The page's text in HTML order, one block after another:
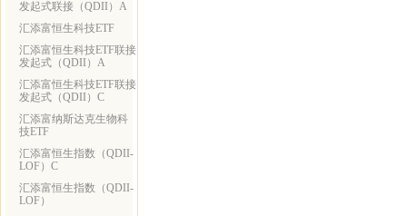
发起式联接（QDII）A
汇添富恒生科技ETF
汇添富恒生科技ETF联接
发起式（QDII）A
汇添富恒生科技ETF联接
发起式（QDII）C
汇添富纳斯达克生物科
技ETF
汇添富恒生指数（QDII-
LOF）C
汇添富恒生指数（QDII-
LOF）